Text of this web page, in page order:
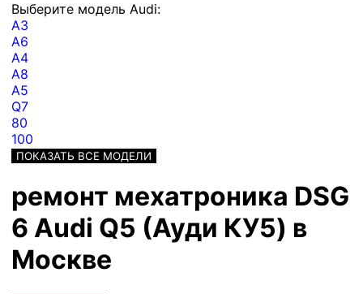
Выберите модель Audi:
A3
A6
A4
A8
A5
Q7
80
100
ПОКАЗАТЬ ВСЕ МОДЕЛИ
ремонт мехатроника DSG
6 Audi Q5 (Ауди КУ5) в
Москве